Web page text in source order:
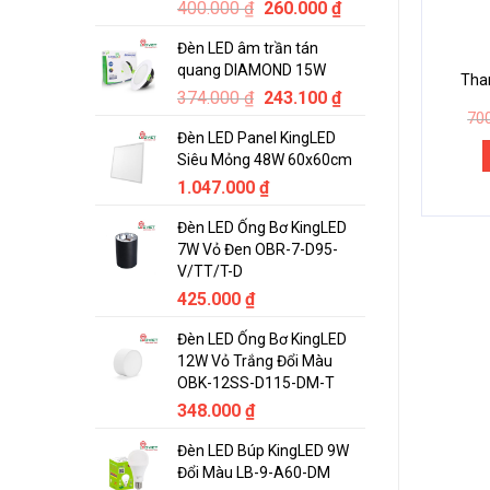
400.000₫ Original
was:
400.000 ₫.
260.000 ₫Current
Đèn LED âm trần tán
quang DIAMOND 15W
374.000₫ Original
was:
374.000 ₫.
243.100 ₫Current
243.100 ₫.
Đèn LED Panel KingLED
Siêu Mỏng 48W 60x60cm
1.047.000 ₫
Đèn LED Ống Bơ KingLED
7W Vỏ Đen OBR-7-D95-
V/TT/T-D
425.000 ₫
Đèn LED Ống Bơ KingLED
12W Vỏ Trắng Đổi Màu
OBK-12SS-D115-DM-T
348.000 ₫
Đèn LED Búp KingLED 9W
Đổi Màu LB-9-A60-DM